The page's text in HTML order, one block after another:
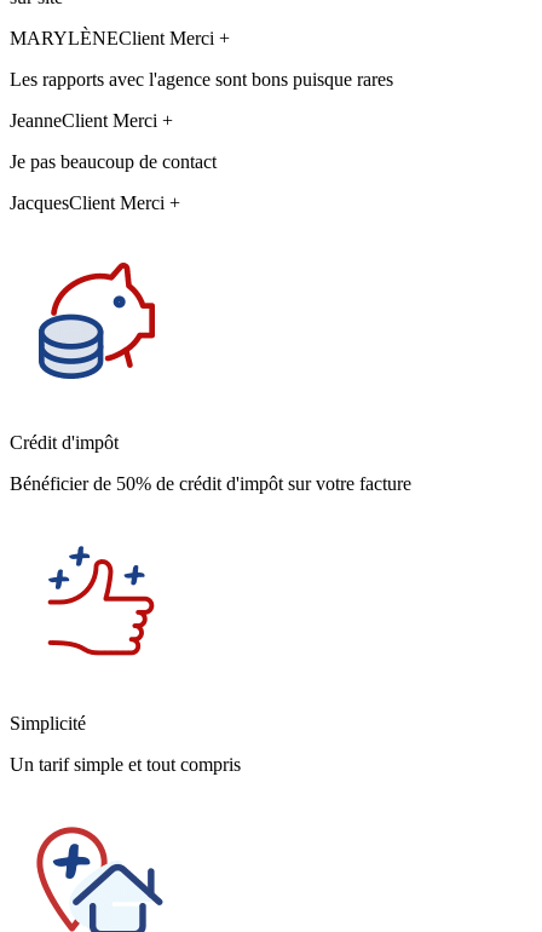
MARYLÈNEClient Merci +
Les rapports avec l'agence sont bons puisque rares
JeanneClient Merci +
Je pas beaucoup de contact
JacquesClient Merci +
Crédit d'impôt
Bénéficier de 50% de crédit d'impôt sur votre facture
Simplicité
Un tarif simple et tout compris